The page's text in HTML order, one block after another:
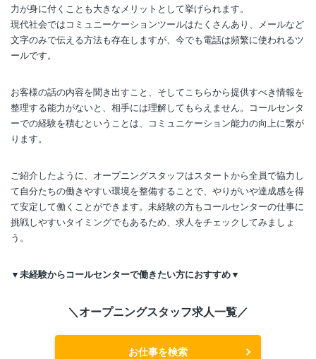
力が身に付くことも大きなメリットとして挙げられます。
現代社会ではコミュニーケーションツールはたくさんあり、メールなど
文字のみで伝える方法も存在しますが、今でも電話は頻繁に使われるツ
ールです。
お客様の話の内容を聞き出すこと、そしてこちらから提供すべき情報を
整理する能力がないと、相手には理解してもらえません。コールセンタ
ーでの経験を積むということは、コミュニケーション能力の向上に繋が
ります。
ご紹介したように、オープニングスタッフはスタートから全員で協力し
て自分たちの働きやすい環境を整備することで、やりがいや達成感を得
て安定して働くことができます。未経験の方もコールセンターの仕事に
挑戦しやすいタイミングでもあるため、求人をチェックしてみましょ
う。
▼未経験からコールセンターで働きたい方におすすめ▼
＼オープニングスタッフ求人一覧／
お仕事を検索